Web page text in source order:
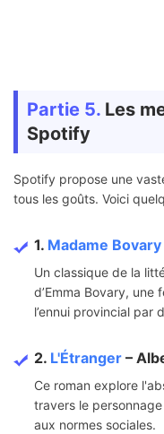
Partie 5. Les
Spotify
Spotify propose une
tous les goûts. Voici
1. Madame Bovary
Un classique de la
d’Emma Bovary,
l’ennui provincial par
2. L'Étranger –
Ce roman explore
travers le
aux normes sociales.